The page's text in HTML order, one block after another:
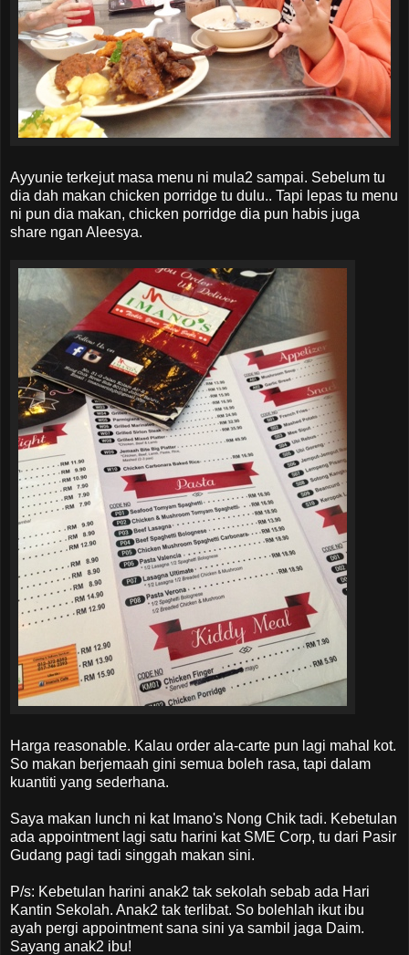
Ayyunie terkejut masa menu ni mula2 sampai. Sebelum tu
dia dah makan chicken porridge tu dulu.. Tapi lepas tu menu
ni pun dia makan, chicken porridge dia pun habis juga
share ngan Aleesya.
Harga reasonable. Kalau order ala-carte pun lagi mahal kot.
So makan berjemaah gini semua boleh rasa, tapi dalam
kuantiti yang sederhana.
Saya makan lunch ni kat Imano's Nong Chik tadi. Kebetulan
ada appointment lagi satu harini kat SME Corp, tu dari Pasir
Gudang pagi tadi singgah makan sini.
P/s: Kebetulan harini anak2 tak sekolah sebab ada Hari
Kantin Sekolah. Anak2 tak terlibat. So bolehlah ikut ibu
ayah pergi appointment sana sini ya sambil jaga Daim.
Sayang anak2 ibu!